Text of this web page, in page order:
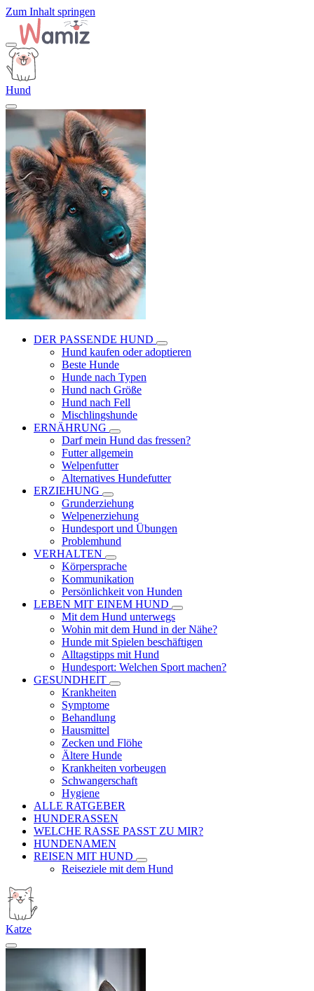
Zum Inhalt springen
Hund
DER PASSENDE HUND
Hund kaufen oder adoptieren
Beste Hunde
Hunde nach Typen
Hund nach Größe
Hund nach Fell
Mischlingshunde
ERNÄHRUNG
Darf mein Hund das fressen?
Futter allgemein
Welpenfutter
Alternatives Hundefutter
ERZIEHUNG
Grunderziehung
Welpenerziehung
Hundesport und Übungen
Problemhund
VERHALTEN
Körpersprache
Kommunikation
Persönlichkeit von Hunden
LEBEN MIT EINEM HUND
Mit dem Hund unterwegs
Wohin mit dem Hund in der Nähe?
Hunde mit Spielen beschäftigen
Alltagstipps mit Hund
Hundesport: Welchen Sport machen?
GESUNDHEIT
Krankheiten
Symptome
Behandlung
Hausmittel
Zecken und Flöhe
Ältere Hunde
Krankheiten vorbeugen
Schwangerschaft
Hygiene
ALLE RATGEBER
HUNDERASSEN
WELCHE RASSE PASST ZU MIR?
HUNDENAMEN
REISEN MIT HUND
Reiseziele mit dem Hund
Katze